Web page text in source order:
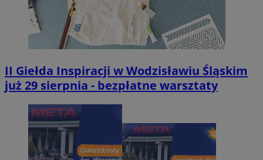
II Giełda Inspiracji w Wodzisławiu Śląskim
już 29 sierpnia - bezpłatne warsztaty